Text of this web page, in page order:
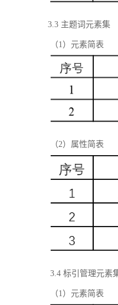
3.3 主题词元素集
（1）元素简表
（2）属性简表
3.4 标引管理元素
（1）元素简表